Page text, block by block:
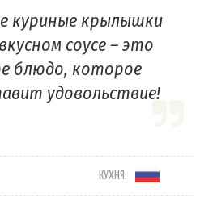
куриные крылышки
соусе – это
блюдо, которое
удовольствие!
КУХНЯ: